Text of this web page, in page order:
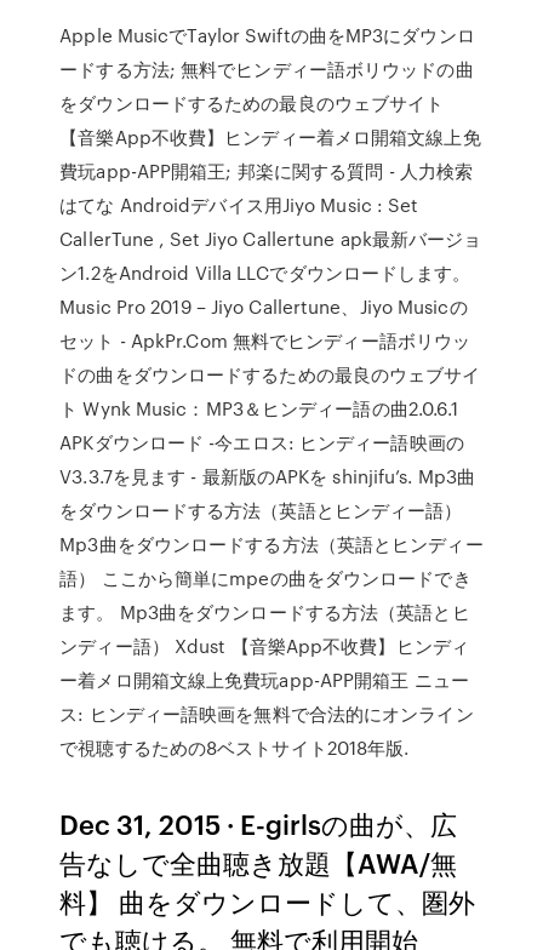
Apple MusicでTaylor Swiftの曲をMP3にダウンロ
ードする方法; 無料でヒンディー語ボリウッドの曲
をダウンロードするための最良のウェブサイト
【音樂App不收費】ヒンディー着メロ開箱文線上免
費玩app-APP開箱王; 邦楽に関する質問 - 人力検索
はてな Androidデバイス用Jiyo Music : Set
CallerTune , Set Jiyo Callertune apk最新バージョ
ン1.2をAndroid Villa LLCでダウンロードします。
Music Pro 2019 – Jiyo Callertune、Jiyo Musicの
セット - ApkPr.Com 無料でヒンディー語ボリウッ
ドの曲をダウンロードするための最良のウェブサイ
ト Wynk Music：MP3＆ヒンディー語の曲2.0.6.1
APKダウンロード -今エロス: ヒンディー語映画の
V3.3.7を見ます - 最新版のAPKを shinjifu’s. Mp3曲
をダウンロードする方法（英語とヒンディー語）
Mp3曲をダウンロードする方法（英語とヒンディー
語） ここから簡単にmpeの曲をダウンロードでき
ます。 Mp3曲をダウンロードする方法（英語とヒ
ンディー語） Xdust 【音樂App不收費】ヒンディ
ー着メロ開箱文線上免費玩app-APP開箱王 ニュー
ス: ヒンディー語映画を無料で合法的にオンライン
で視聴するための8ベストサイト2018年版.
Dec 31, 2015 · E-girlsの曲が、広
告なしで全曲聴き放題【AWA/無
料】 曲をダウンロードして、圏外
でも聴ける。 無料で利用開始